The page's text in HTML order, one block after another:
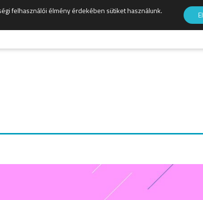
felhasználói élmény érdekében sütiket használunk.